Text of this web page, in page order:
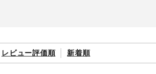
レビュー評価順 新着順